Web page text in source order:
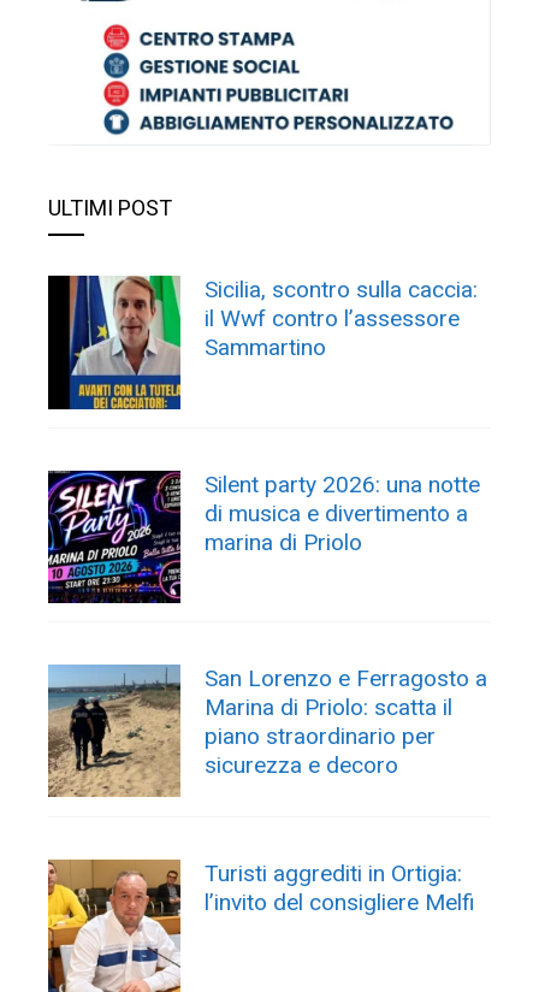
ULTIMI POST
Sicilia, scontro sulla caccia:
il Wwf contro l’assessore
Sammartino
Silent party 2026: una notte
di musica e divertimento a
marina di Priolo
San Lorenzo e Ferragosto a
Marina di Priolo: scatta il
piano straordinario per
sicurezza e decoro
Turisti aggrediti in Ortigia:
l’invito del consigliere Melfi